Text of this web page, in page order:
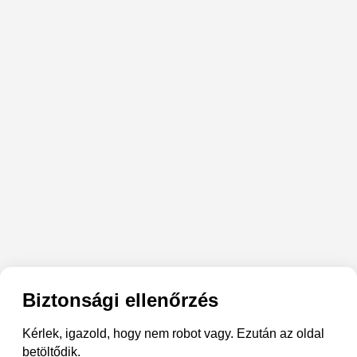
Biztonsági ellenőrzés
Kérlek, igazold, hogy nem robot vagy. Ezután az oldal
betöltődik.